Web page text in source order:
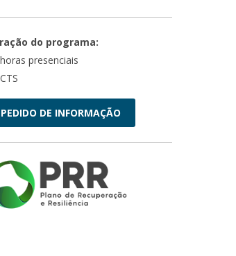
do programa:
presenciais
PEDIDO DE INFORMAÇÃO